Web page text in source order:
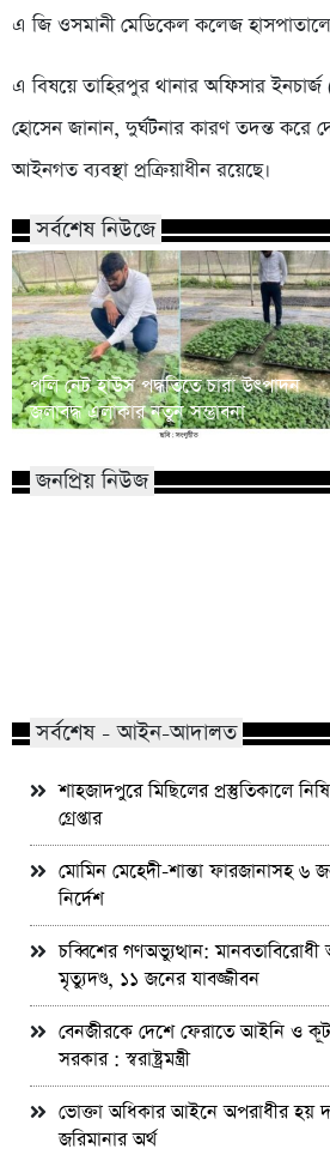
এ জি ওসমানী মেডিকেল কলেজ হাসপাতালে
এ বিষয়ে তাহিরপুর থানার অফিসার
হোসেন জানান, দুর্ঘটনার কারণ তদন্ত করে
আইনগত ব্যবস্থা প্রক্রিয়াধীন রয়েছে।
সর্বশেষ নিউজে
পলি নেট হাউস পদ্ধতিতে চারা উৎপাদন
জলাবদ্ধ এলাকার নতুন সম্ভাবনা
জনপ্রিয় নিউজ
সর্বশেষ - আইন-আদালত
শাহজাদপুরে মিছিলের প্রস্তুতিকালে
গ্রেপ্তার
মোমিন মেহেদী-শান্তা ফারজানাসহ ৬
নির্দেশ
চব্বিশের গণঅভ্যুত্থান:
মৃত্যুদণ্ড, ১১ জনের যাবজ্জীবন
বেনজীরকে দেশে ফেরাতে আইনি ও
সরকার : স্বরাষ্ট্রমন্ত্রী
ভোক্তা অধিকার আইনে অপরাধীর হয়
জরিমানার অর্থ